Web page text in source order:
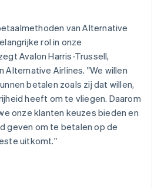
van Alternative
rol in onze
Avalon Harris-Trussell,
Alternative Airlines. "We willen
betalen zoals zij dat willen,
heeft om te vliegen. Daarom
onze klanten keuzes bieden en
geven om te betalen op de
uitkomt."